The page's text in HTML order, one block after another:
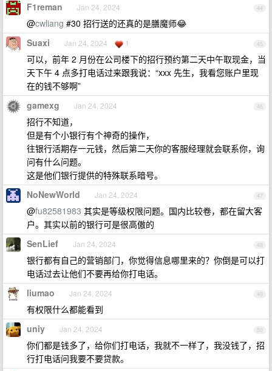
44
F1reman Jan 24, 2024
@cwliang #30 招行送的还真的是膳魔师😂
45
Suaxi Jan 24, 2024 1
可以，前年 2 月份在公司楼下的招行预约第二天中午取现金，当
天下午 4 点多打电话过来跟我说：“xxx 先生，我看您账户里现
在的钱不够啊”
46
gamexg Jan 24, 2024
招行不知道，
但是有个小银行有个神奇的操作，
往银行活期存一元钱，然后第二天你的客服经理就会联系你，询
问有什么问题。
这是他们银行提供的特殊联系暗号。
47
NoNewWorld Jan 24, 2024
@fu82581983 其实是等级权限问题。国内比较卷，都在留大客
户。其实以前的银行可是很高傲的
48
SenLief Jan 24, 2024
银行都有自己的营销部门，你觉得信息哪里来的？你倒是可以打
电话过去让他们不要再给你打电话。
49
liumao Jan 24, 2024
有权限什么都能看到
50
uniy Jan 24, 2024
你们都是钱多了，给你们打电话，我就不一样了，我没钱了，招
行打电话问我要不要贷款。